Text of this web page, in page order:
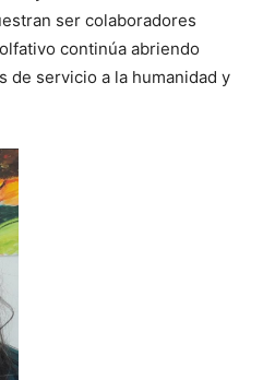
ser colaboradores
continúa abriendo
de servicio a la humanidad y